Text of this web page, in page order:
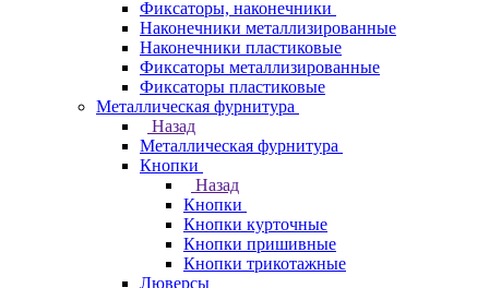
Фиксаторы, наконечники
Наконечники металлизированные
Наконечники пластиковые
Фиксаторы металлизированные
Фиксаторы пластиковые
Металлическая фурнитура
Назад
Металлическая фурнитура
Кнопки
Назад
Кнопки
Кнопки курточные
Кнопки пришивные
Кнопки трикотажные
Люверсы